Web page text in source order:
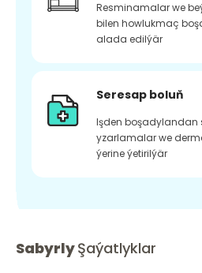
Resminamalar we
bilen howlukmaç
alada edilýär
Seresap boluň
Işden boşadylandan
yzarlamalar we
ýerine ýetirilýär
SabyrlyŞaýatlyklar